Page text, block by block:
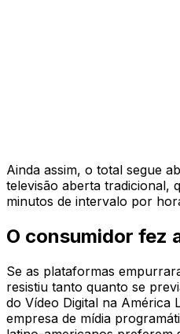
Ainda assim, o total segue
televisão aberta tradicional,
minutos de intervalo por
O consumidor fez
Se as plataformas
resistiu tanto quanto se
do Vídeo Digital na América
empresa de mídia